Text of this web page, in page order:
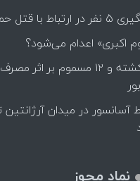
حمیدرضا رجب‌زاده
اکبری» اعدام می‌شود؟
یک کشته و ۱۲ مسموم بر
نماد مجوز